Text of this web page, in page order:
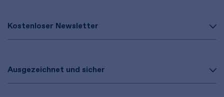
Kostenloser Newsletter
Ausgezeichnet und sicher